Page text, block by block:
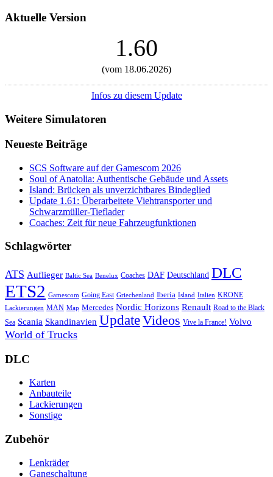
Aktuelle Version
1.60
(vom 18.06.2026)
Infos zu diesem Update
Weitere Simulatoren
Neueste Beiträge
SCS Software auf der Gamescom 2026
Soul of Anatolia: Authentische Gebäude und Assets
Island: Brücken als unverzichtbares Bindeglied
Update 1.61: Überarbeitete Viehtransporter und
Schwarzmüller-Tieflader
Coaches: Zeit für neue Fahrzeugfunktionen
Schlagwörter
ATS Auflieger Baltic Sea Benelux Coaches DAF Deutschland DLC
ETS2 Gamescom Going East Griechenland Iberia Island Italien KRONE
Lackierungen MAN Map Mercedes Nordic Horizons Renault Road to the Black
Sea Scania Skandinavien UpdateVideos Vive la France! Volvo
World of Trucks
DLC
Karten
Anbauteile
Lackierungen
Sonstige
Zubehör
Lenkräder
Gangschaltung